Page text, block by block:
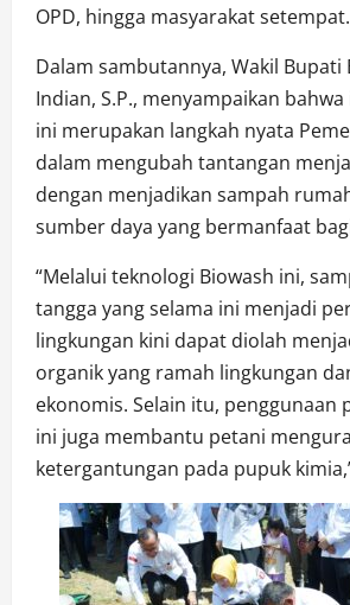
OPD, hingga masyarakat setempat.
Dalam sambutannya, Wakil Bupati
Indian, S.P., menyampaikan
ini merupakan langkah nyata
dalam mengubah tantangan
dengan menjadikan sampah
sumber daya yang bermanfaat
“Melalui teknologi Biowash ini,
tangga yang selama ini menjadi
lingkungan kini dapat diolah
organik yang ramah lingkungan
ekonomis. Selain itu, penggunaan
ini juga membantu petani
ketergantungan pada pupuk